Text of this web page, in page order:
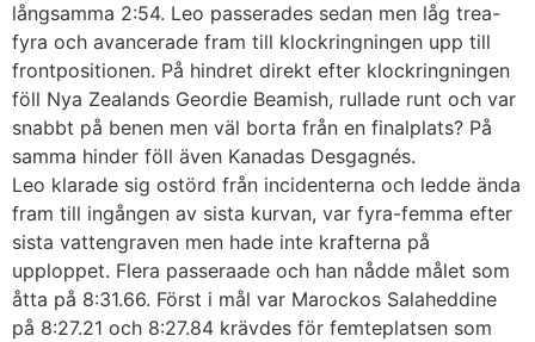
långsamma 2:54. Leo passerades sedan men låg trea-
fyra och avancerade fram till klockringningen upp till
frontpositionen. På hindret direkt efter klockringningen
föll Nya Zealands Geordie Beamish, rullade runt och var
snabbt på benen men väl borta från en finalplats? På
samma hinder föll även Kanadas Desgagnés.
Leo klarade sig ostörd från incidenterna och ledde ända
fram till ingången av sista kurvan, var fyra-femma efter
sista vattengraven men hade inte krafterna på
upploppet. Flera passeraade och han nådde målet som
åtta på 8:31.66. Först i mål var Marockos Salaheddine
på 8:27.21 och 8:27.84 krävdes för femteplatsen som